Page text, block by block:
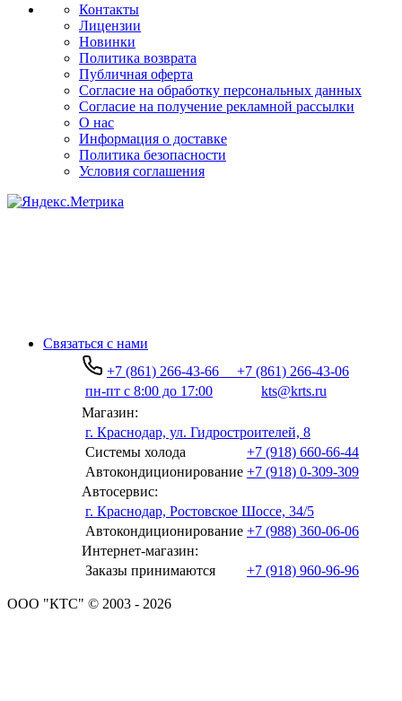
Контакты
Лицензии
Новинки
Политика возврата
Публичная оферта
Согласие на обработку персональных данных
Согласие на получение рекламной рассылки
О нас
Информация о доставке
Политика безопасности
Условия соглашения
Связаться с нами
+7 (861) 266-43-66
+7 (861) 266-43-06
пн-пт с 8:00 до 17:00
kts@krts.ru
Магазин:
г. Краснодар, ул. Гидростроителей, 8
Системы холода
+7 (918) 660-66-44
Автокондиционирование +7 (918) 0-309-309
Автосервис:
г. Краснодар, Ростовское Шоссе, 34/5
Автокондиционирование +7 (988) 360-06-06
Интернет-магазин:
Заказы принимаются
+7 (918) 960-96-96
ООО "КТС" © 2003 - 2026